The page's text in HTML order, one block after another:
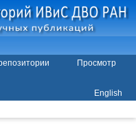
Просмотр
English